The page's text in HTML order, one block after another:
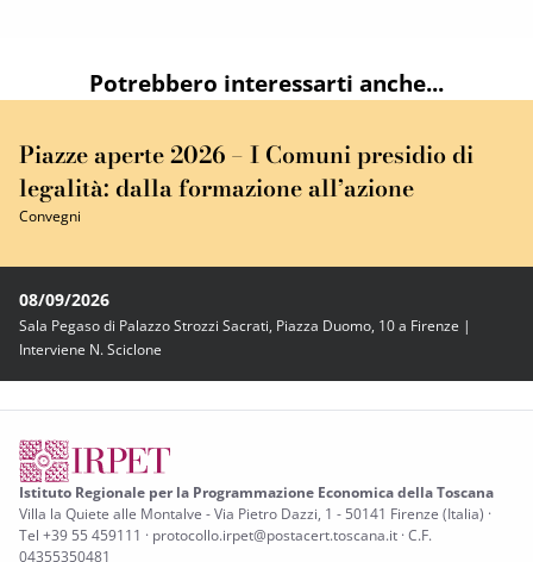
Potrebbero interessarti anche...
Piazze aperte 2026 – I Comuni presidio di
legalità: dalla formazione all’azione
Convegni
08/09/2026
Sala Pegaso di Palazzo Strozzi Sacrati, Piazza Duomo, 10 a Firenze |
Interviene N. Sciclone
Istituto Regionale per la Programmazione Economica della Toscana
Villa la Quiete alle Montalve - Via Pietro Dazzi, 1 - 50141 Firenze (Italia) ·
Tel +39 55 459111 · protocollo.irpet@postacert.toscana.it · C.F.
04355350481